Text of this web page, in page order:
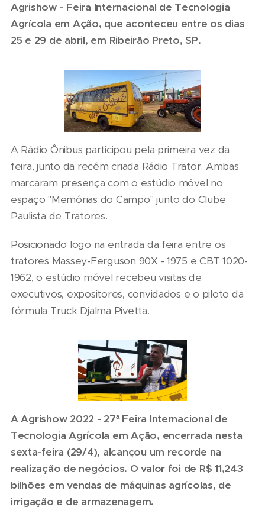
Agrishow - Feira Internacional de Tecnologia
Agrícola em Ação, que aconteceu entre os dias
25 e 29 de abril, em Ribeirão Preto, SP.
A Rádio Ônibus participou pela primeira vez da
feira, junto da recém criada Rádio Trator. Ambas
marcaram presença com o estúdio móvel no
espaço "Memórias do Campo" junto do Clube
Paulista de Tratores.
Posicionado logo na entrada da feira entre os
tratores Massey-Ferguson 90X - 1975 e CBT 1020-
1962, o estúdio móvel recebeu visitas de
executivos, expositores, convidados e o piloto da
fórmula Truck Djalma Pivetta.
A Agrishow 2022 - 27ª Feira Internacional de
Tecnologia Agrícola em Ação, encerrada nesta
sexta-feira (29/4), alcançou um recorde na
realização de negócios. O valor foi de R$ 11,243
bilhões em vendas de máquinas agrícolas, de
irrigação e de armazenagem.